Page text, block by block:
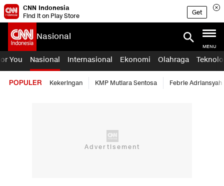
CNN Indonesia
Find it on Play Store
Get
Nasional
MENU
You Nasional Internasional Ekonomi Olahraga
POPULER Kekeringan KMP Mutiara Sentosa Febrie Adriansyah